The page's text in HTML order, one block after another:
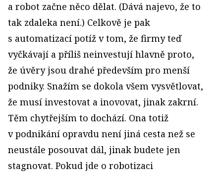
a robot začne něco dělat. (Dává najevo, že to
tak zdaleka není.) Celkově je pak
s automatizací potíž v tom, že firmy teď
vyčkávají a příliš neinvestují hlavně proto,
že úvěry jsou drahé především pro menší
podniky. Snažím se dokola všem vysvětlovat,
že musí investovat a inovovat, jinak zakrní.
Těm chytřejším to dochází. Ona totiž
v podnikání opravdu není jiná cesta než se
neustále posouvat dál, jinak budete jen
stagnovat. Pokud jde o robotizaci